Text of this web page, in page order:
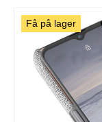
Få på lager